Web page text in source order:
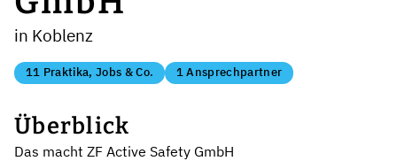
in Koblenz
11 Praktika, Jobs & Co. 1 Ansprechpartner
Überblick
Das macht ZF Active Safety GmbH